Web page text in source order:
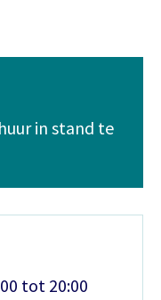
in stand te
tot 20:00